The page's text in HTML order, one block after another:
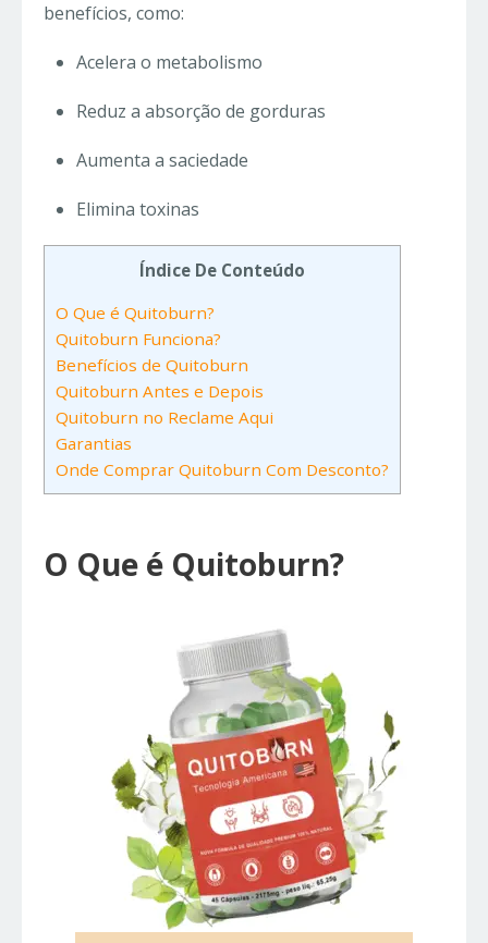
benefícios, como:
Acelera o metabolismo
Reduz a absorção de gorduras
Aumenta a saciedade
Elimina toxinas
Índice De Conteúdo
O Que é Quitoburn?
Quitoburn Funciona?
Benefícios de Quitoburn
Quitoburn Antes e Depois
Quitoburn no Reclame Aqui
Garantias
Onde Comprar Quitoburn Com Desconto?
O Que é Quitoburn?